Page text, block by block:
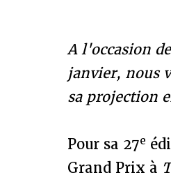
A l'occasion
janvier, nous
sa projection
Pour sa 27e
Grand Prix à